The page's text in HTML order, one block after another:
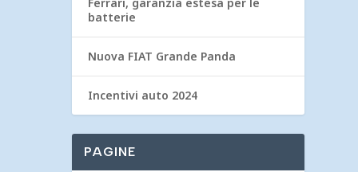
batterie
Nuova FIAT Grande Panda
Incentivi auto 2024
PAGINE